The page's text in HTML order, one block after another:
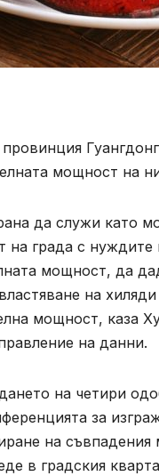
мощност на
да служи като
на града с
мощност, да
на
мощност, каза
на данни.
на четири
за
на
в градския